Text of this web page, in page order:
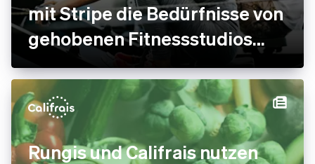
mit Stripe die Bedürfnisse von
gehobenen Fitnessstudios
erfüllt
Rungis und Califrais nutzen